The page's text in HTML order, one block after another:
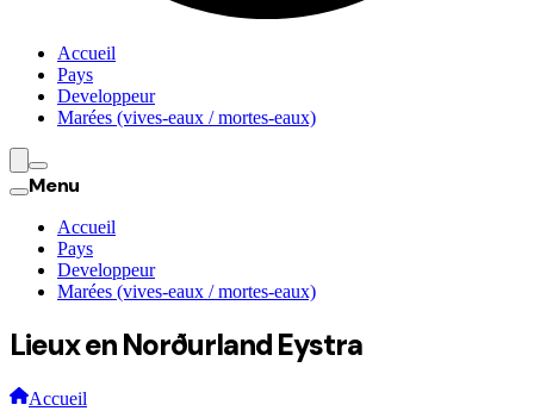
Accueil
Pays
Developpeur
Marées (vives-eaux / mortes-eaux)
Menu
Accueil
Pays
Developpeur
Marées (vives-eaux / mortes-eaux)
Lieux en Norðurland Eystra
Accueil